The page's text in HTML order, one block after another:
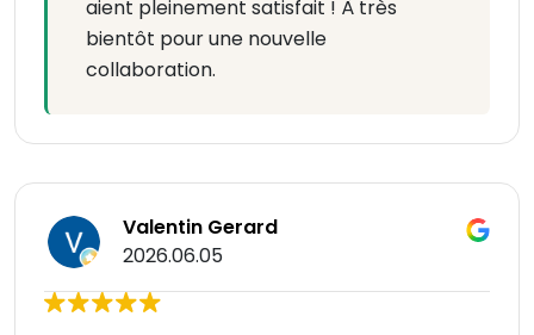
aient pleinement satisfait ! À très
bientôt pour une nouvelle
collaboration.
Valentin Gerard
2026.06.05